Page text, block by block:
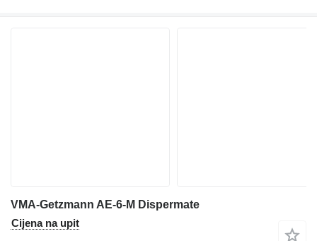
VMA-Getzmann AE-6-M Dispermate
Cijena na upit